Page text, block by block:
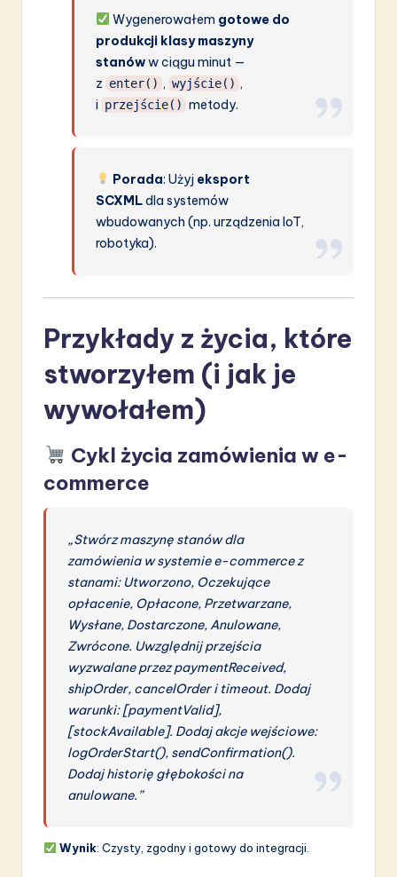
Wygenerowałem gotowe do
produkcji klasy maszyny
stanóww ciągu minut —
z enter() , wyjście() ,
i przejście() metody.
Porada: Użyj eksport
SCXMLdla systemów
wbudowanych (np. urządzenia IoT,
robotyka).
Przykłady z życia, które
stworzyłem (i jak je
wywołałem)
Cykl życia zamówienia w e-
commerce
„Stwórz maszynę stanów dla
zamówienia w systemie e-commerce z
stanami: Utworzono, Oczekujące
opłacenie, Opłacone, Przetwarzane,
Wysłane, Dostarczone, Anulowane,
Zwrócone. Uwzględnij przejścia
wyzwalane przez paymentReceived,
shipOrder, cancelOrder i timeout. Dodaj
warunki: [paymentValid],
[stockAvailable]. Dodaj akcje wejściowe:
logOrderStart(), sendConfirmation().
Dodaj historię głębokości na
anulowane.”
Wynik: Czysty, zgodny i gotowy do integracji.